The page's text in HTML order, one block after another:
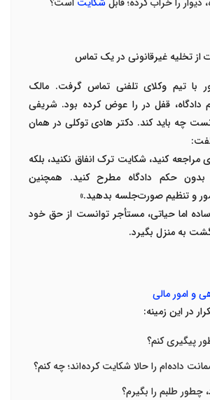
از تخلیه غیرقانونی در یک تماس
با تیم وکلای تلفنی تماس گرفت. مالک
قفل در را عوض کرده بود. شریفی
چه باید کند. دکتر هادی توکلی در همان
:
مراجعه کنید، شکایت ترک انفاق نکنید، بلکه
بدون حکم دادگاه مطرح کنید. همچنین
و تنظیم صورت‌جلسه بدهید.»
اما حیاتی، مستأجر توانست از حق خود
به منزل بگیرد.
و امور مالی
در این زمینه:
پیگیری کنم؟
داده‌ام را حالا شکایت کرده‌اند؛ چه کنم؟
چطور طلبم را بگیرم؟